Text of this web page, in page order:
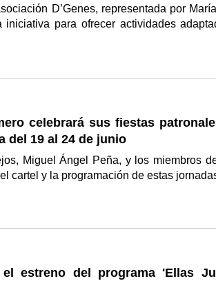
D’Genes, representada por
iniciativa para ofrecer actividades
celebrará sus fiestas
del 19 al 24 de junio
Miguel Ángel Peña, y los miembros
cartel y la programación de estas
el estreno del programa 'Ellas